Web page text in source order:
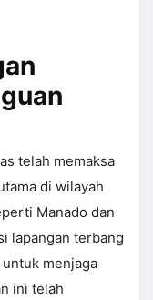
telah memaksa
di wilayah
Manado dan
lapangan terbang
menjaga
ini telah